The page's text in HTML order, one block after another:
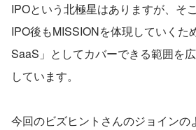
IPOという北極星はありますが、そ
IPO後もMISSIONを体現していくた
SaaS」としてカバーできる範囲を
しています。
今回のビズヒントさんのジョインの